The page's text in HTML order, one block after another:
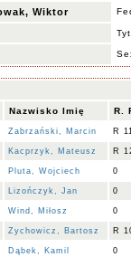
Wiktor
Nazwisko Imię R.
Zabrzański, Marcin R
Kacprzyk, Mateusz R
Pluta, Wojciech 0
Lizończyk, Jan 0
Wind, Miłosz 0
Zychowicz, Bartosz R
Dąbek, Kamil 0